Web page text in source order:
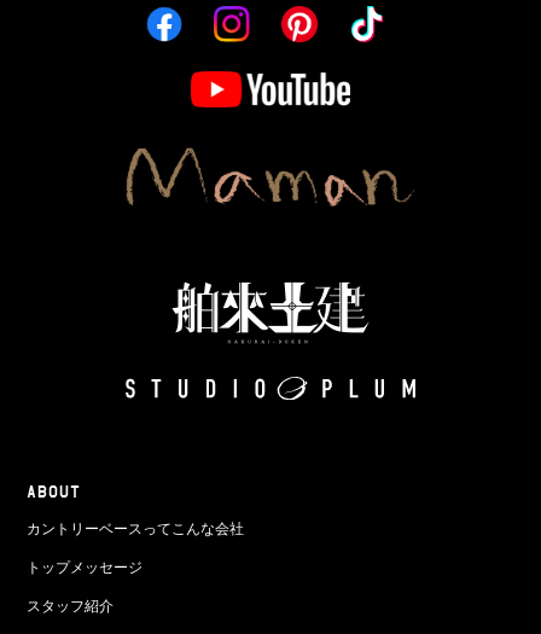
ABOUT
カントリーベースってこんな会社
トップメッセージ
スタッフ紹介